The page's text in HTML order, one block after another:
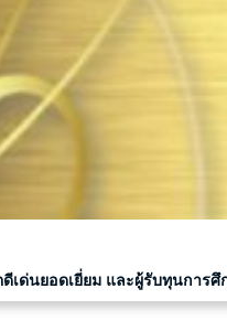
เด่นยอดเยี่ยม และผู้รับทุนการ